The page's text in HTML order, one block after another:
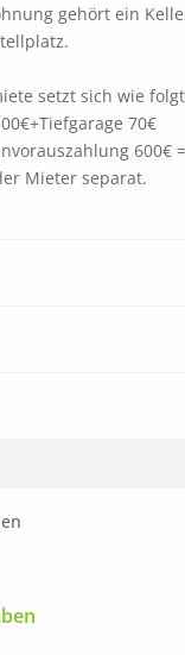
gehört ein
setzt sich wie
70€
600€
Mieter separat.